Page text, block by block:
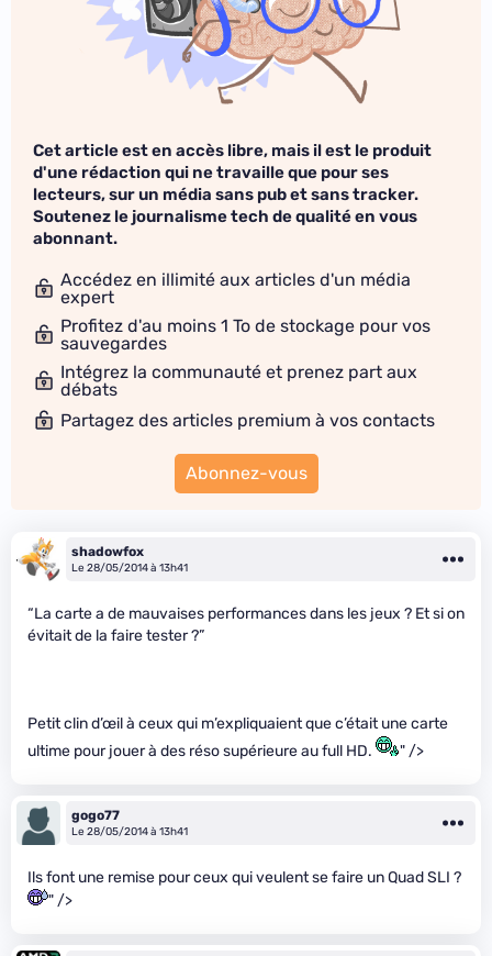
Cet article est en accès libre, mais il est le produit
d'une rédaction qui ne travaille que pour ses
lecteurs, sur un média sans pub et sans tracker.
Soutenez le journalisme tech de qualité en vous
abonnant.
Accédez en illimité aux articles d'un média
expert
Profitez d'au moins 1 To de stockage pour vos
sauvegardes
Intégrez la communauté et prenez part aux
débats
Partagez des articles premium à vos contacts
Abonnez-vous
shadowfox
Le 28/05/2014 à 13h41
“La carte a de mauvaises performances dans les jeux ? Et si on
évitait de la faire tester ?”
Petit clin d’œil à ceux qui m’expliquaient que c’était une carte
ultime pour jouer à des réso supérieure au full HD.
" />
gogo77
Le 28/05/2014 à 13h41
Ils font une remise pour ceux qui veulent se faire un Quad SLI ?
" />